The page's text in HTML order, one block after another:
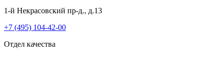
1-й Некрасовский пр-д., д.13
+7 (495) 104-42-00
Отдел качества